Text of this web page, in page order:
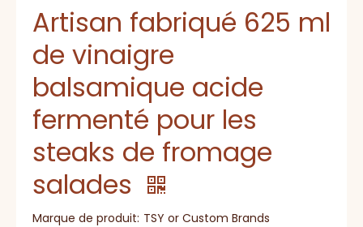
Artisan fabriqué 625 ml
de vinaigre
balsamique acide
fermenté pour les
steaks de fromage
salades
Marque de produit: TSY or Custom Brands